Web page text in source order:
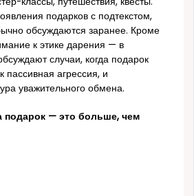
подарков с подтекстом,
обсуждаются заранее. Кроме
к этике дарения — в
случаи, когда подарок
пассивная агрессия, и
уважительного обмена.
подарок — это больше, чем